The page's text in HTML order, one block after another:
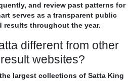
and review past patterns for
serves as a transparent public
results throughout the year.
different from other
websites?
largest collections of Satta King